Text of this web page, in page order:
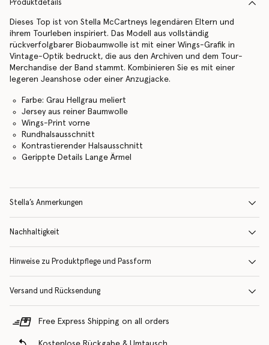
Produktdetails
Dieses Top ist von Stella McCartneys legendären Eltern und
ihrem Tourleben inspiriert. Das Modell aus vollständig
rückverfolgbarer Biobaumwolle ist mit einer Wings-Grafik in
Vintage-Optik bedruckt, die aus den Archiven und dem Tour-
Merchandise der Band stammt. Kombinieren Sie es mit einer
legeren Jeanshose oder einer Anzugjacke.
Farbe: Grau Hellgrau meliert
Jersey aus reiner Baumwolle
Wings-Print vorne
Rundhalsausschnitt
Kontrastierender Halsausschnitt
Gerippte Details Lange Ärmel
Stella’s Anmerkungen
Nachhaltigkeit
Hinweise zu Produktpflege und Passform
Versand und Rücksendung
Free Express Shipping on all orders